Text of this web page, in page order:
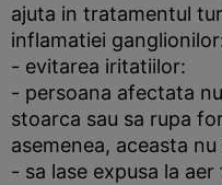
ajuta in tratamentul
inflamatiei
- evitarea iritatiilor:
- persoana afectata
stoarca sau sa rupa
asemenea, aceasta
- sa lase expusa la